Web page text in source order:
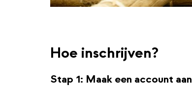
Hoe inschrijven?
Stap 1: Maak een account aan